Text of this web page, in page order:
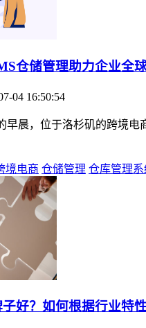
仓储管理助力企业全
04 16:50:54
早晨，位于洛杉矶的跨境电
境电商 仓储管理 仓库管理系
好？如何根据行业特